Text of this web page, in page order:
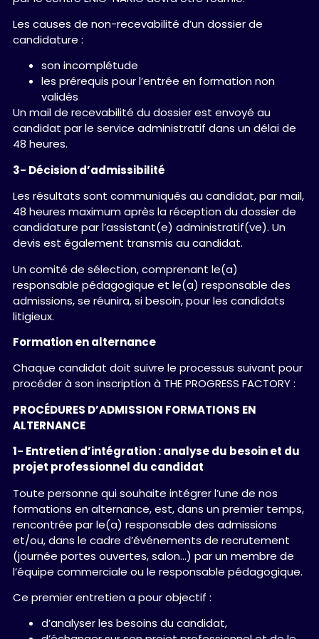
Les causes de non-recevabilité d’un dossier de
candidature :
son incomplétude
les prérequis pour l’entrée en formation non
validés
Un mail de recevabilité du dossier est envoyé au
candidat par le service administratif dans un délai de
48 heures.
3- Décision d’admissibilité
Les résultats sont communiqués au candidat, par mail,
48 heures maximum après la réception du dossier de
candidature par l’assistant(e) administratif(ve). Un
devis est également transmis au candidat.
Un comité de sélection, comprenant le(a)
responsable pédagogique et le(a) responsable des
admissions, se réunira, si besoin, pour les candidats
litigieux.
Formation en alternance
Chaque candidat doit suivre le processus suivant pour
procéder à son inscription à THE PROGRESS FACTORY :
PROCÉDURES D’ADMISSION FORMATIONS EN
ALTERNANCE
1- Entretien d’intégration : analyse du besoin et du
projet professionnel du candidat
Toute personne qui souhaite intégrer l’une de nos
formations en alternance, est, dans un premier temps,
rencontrée par le(a) responsable des admissions
et/ou, dans le cadre d’événements de recrutement
(journée portes ouvertes, salon…) par un membre de
l’équipe commerciale ou le responsable pédagogique.
Ce premier entretien a pour objectif :
d’analyser les besoins du candidat,